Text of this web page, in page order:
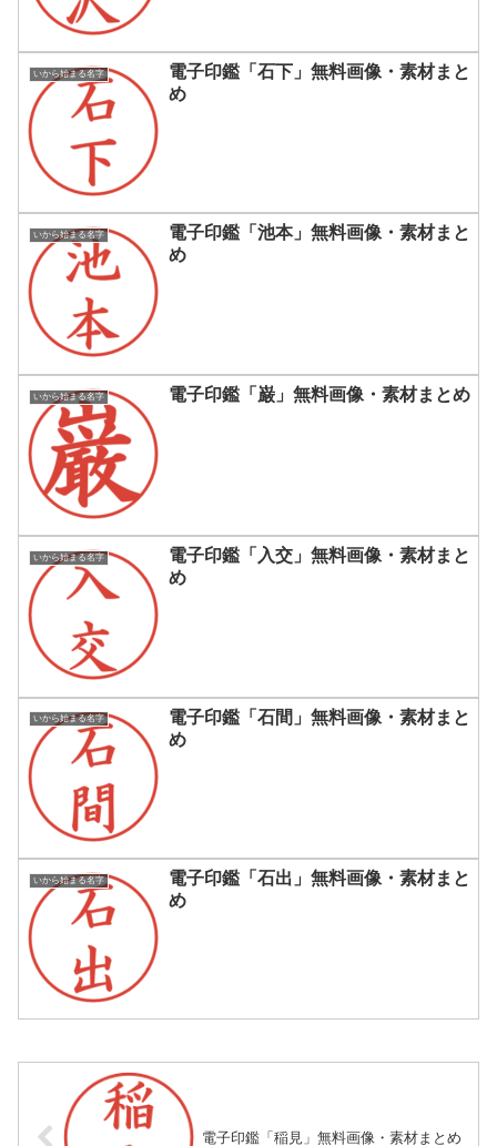
いから始まる名字
電子印鑑「石下」無料画像・素材まと
め
いから始まる名字
電子印鑑「池本」無料画像・素材まと
め
いから始まる名字 電子印鑑「巌」無料画像・素材まとめ
いから始まる名字
電子印鑑「入交」無料画像・素材まと
め
いから始まる名字
電子印鑑「石間」無料画像・素材まと
め
いから始まる名字
電子印鑑「石出」無料画像・素材まと
め
電子印鑑「稲見」無料画像・素材まとめ